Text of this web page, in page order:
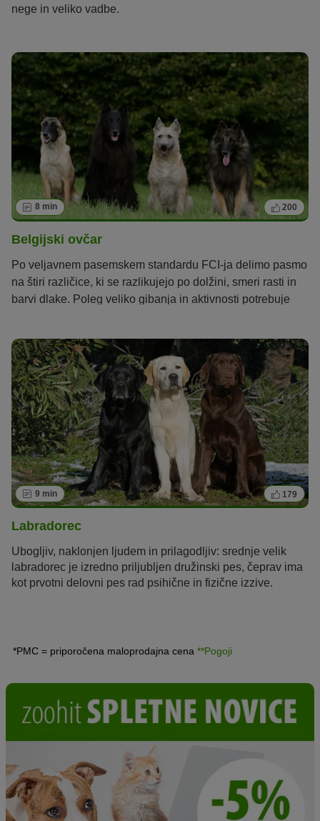
nege in veliko vadbe.
8 min 200
Belgijski ovčar
Po veljavnem pasemskem standardu FCI-ja delimo pasmo
na štiri različice, ki se razlikujejo po dolžini, smeri rasti in
barvi dlake. Poleg veliko gibanja in aktivnosti potrebuje
9 min 179
Labradorec
Ubogljiv, naklonjen ljudem in prilagodljiv: srednje velik
labradorec je izredno priljubljen družinski pes, čeprav ima
kot prvotni delovni pes rad psihične in fizične izzive.
*PMC = priporočena maloprodajna cena **Pogoji